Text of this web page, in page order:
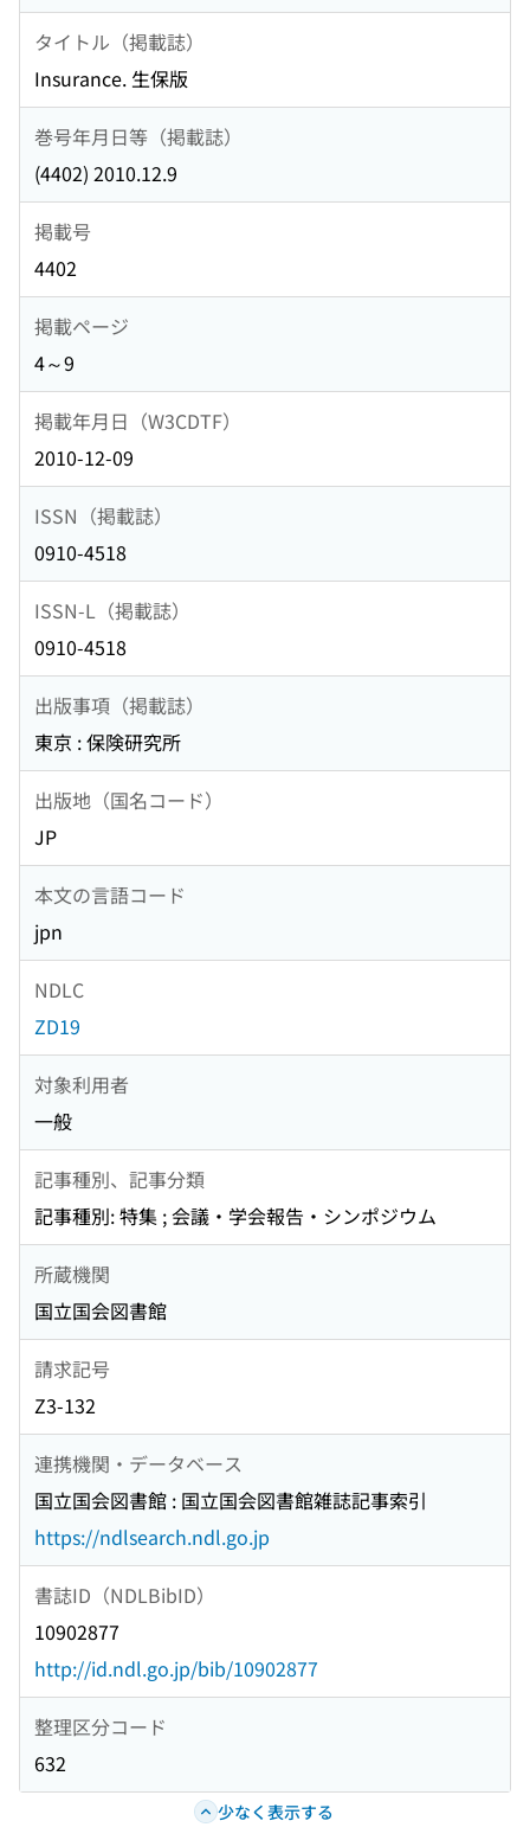
タイトル（掲載誌）
Insurance. 生保版
巻号年月日等（掲載誌）
(4402) 2010.12.9
掲載号
4402
掲載ページ
4～9
掲載年月日（W3CDTF）
2010-12-09
ISSN（掲載誌）
0910-4518
ISSN-L（掲載誌）
0910-4518
出版事項（掲載誌）
東京 : 保険研究所
出版地（国名コード）
JP
本文の言語コード
jpn
NDLC
ZD19
対象利用者
一般
記事種別、記事分類
記事種別: 特集 ; 会議・学会報告・シンポジウム
所蔵機関
国立国会図書館
請求記号
Z3-132
連携機関・データベース
国立国会図書館 : 国立国会図書館雑誌記事索引
https://ndlsearch.ndl.go.jp
書誌ID（NDLBibID）
10902877
http://id.ndl.go.jp/bib/10902877
整理区分コード
632
少なく表示する